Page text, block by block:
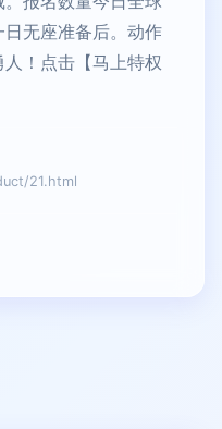
无座准备后。动作
！点击【马上特权
21.html